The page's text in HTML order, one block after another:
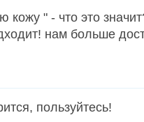
кожу " - что это
нам больше
пользуйтесь!